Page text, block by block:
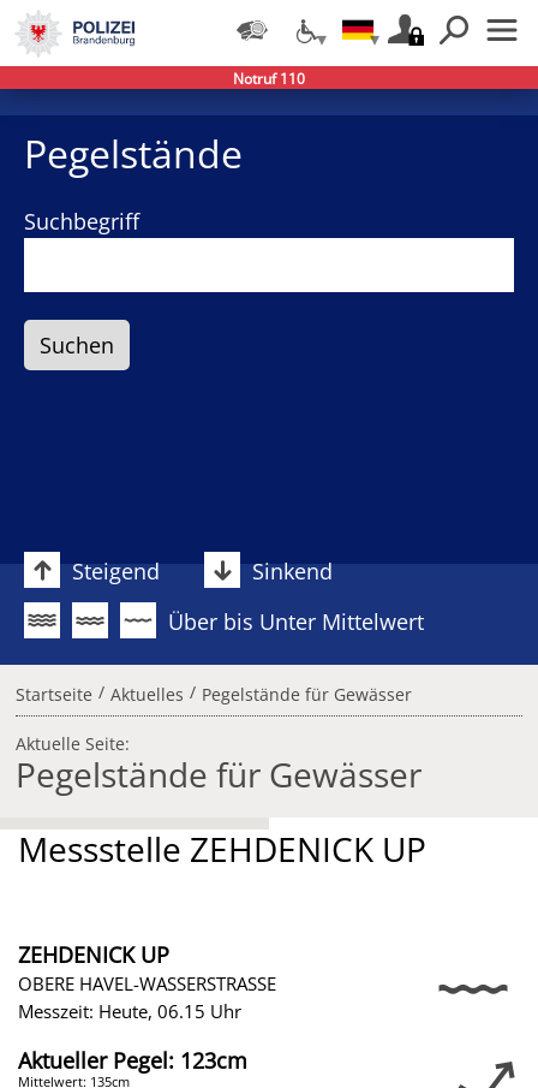
Pegelstände
Suchbegriff
Steigend
Sinkend
Über bis Unter Mittelwert
Startseite / Aktuelles / Pegelstände für Gewässer
Aktuelle Seite:
Pegelstände für Gewässer
Messstelle ZEHDENICK UP
ZEHDENICK UP
OBERE HAVEL-WASSERSTRASSE
Messzeit: Heute, 06.15 Uhr
Aktueller Pegel: 123cm
Mittelwert: 135cm
Notruf 110